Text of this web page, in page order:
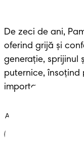
De zeci de ani,
oferind grijă și
generație, sprijinul
puternice,
importante ale vieții.